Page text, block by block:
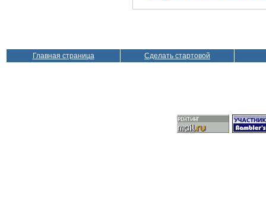
Главная страница Сделать стартовой